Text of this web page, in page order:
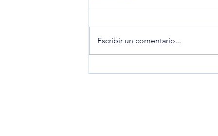
Escribir un comentario...